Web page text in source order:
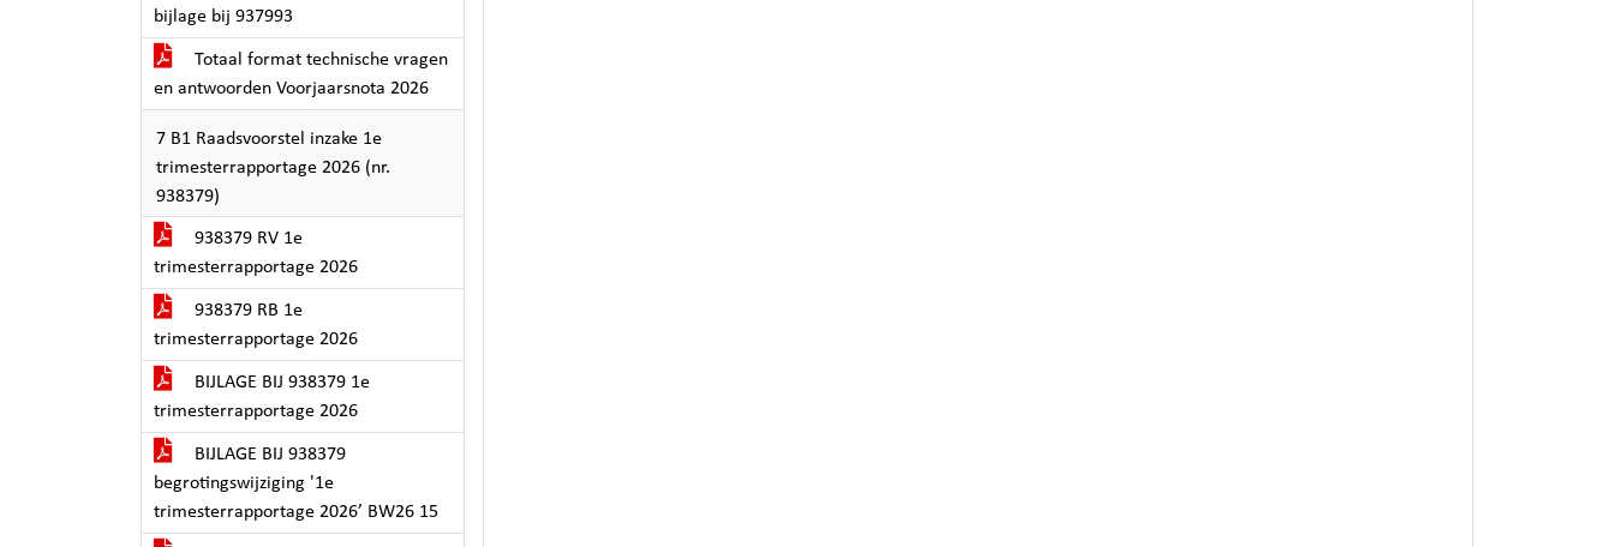
bijlage bij 937993
Totaal format technische vragen
en antwoorden Voorjaarsnota 2026
7 B1 Raadsvoorstel inzake 1e
trimesterrapportage 2026 (nr.
938379)
938379 RV 1e
trimesterrapportage 2026
938379 RB 1e
trimesterrapportage 2026
BIJLAGE BIJ 938379 1e
trimesterrapportage 2026
BIJLAGE BIJ 938379
begrotingswijziging '1e
trimesterrapportage 2026’ BW26 15